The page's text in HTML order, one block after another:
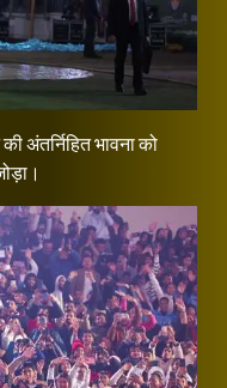
भावना को